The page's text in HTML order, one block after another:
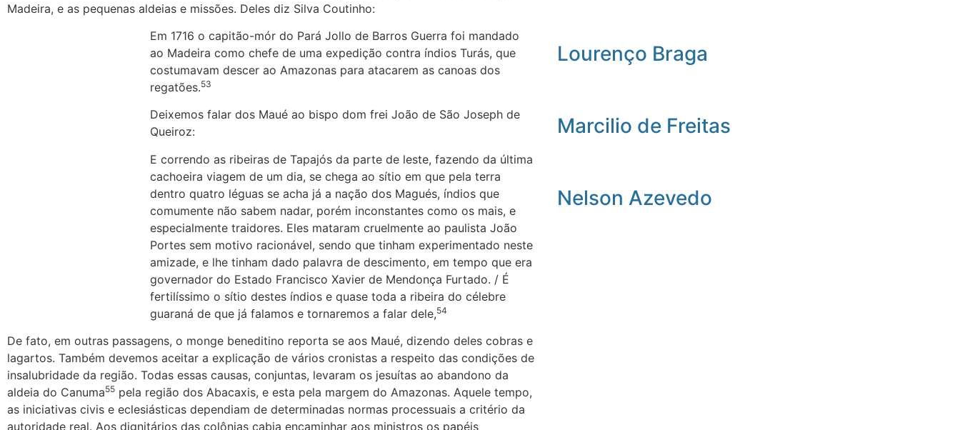
Madeira, e as pequenas aldeias e missões. Deles diz Silva Coutinho:
Em 1716 o capitão-mór do Pará Jollo de Barros Guerra foi mandado
ao Madeira como chefe de uma expedição contra índios Turás, que
costumavam descer ao Amazonas para atacarem as canoas dos
regatões.53
Deixemos falar dos Maué ao bispo dom frei João de São Joseph de
Queiroz:
E correndo as ribeiras de Tapajós da parte de leste, fazendo da última
cachoeira viagem de um dia, se chega ao sítio em que pela terra
dentro quatro léguas se acha já a nação dos Magués, índios que
comumente não sabem nadar, porém inconstantes como os mais, e
especialmente traidores. Eles mataram cruelmente ao paulista João
Portes sem motivo racionável, sendo que tinham experimentado neste
amizade, e lhe tinham dado palavra de descimento, em tempo que era
governador do Estado Francisco Xavier de Mendonça Furtado. / É
fertilíssimo o sítio destes índios e quase toda a ribeira do célebre
guaraná de que já falamos e tornaremos a falar dele,54
De fato, em outras passagens, o monge beneditino reporta se aos Maué, dizendo deles cobras e
lagartos. Também devemos aceitar a explicação de vários cronistas a respeito das condições de
insalubridade da região. Todas essas causas, conjuntas, levaram os jesuítas ao abandono da
aldeia do Canuma55 pela região dos Abacaxis, e esta pela margem do Amazonas. Aquele tempo,
as iniciativas civis e eclesiásticas dependiam de determinadas normas processuais a critério da
autoridade real. Aos dignitários das colônias cabia encaminhar aos ministros os papéis
Lourenço Braga
Marcilio de Freitas
Nelson Azevedo